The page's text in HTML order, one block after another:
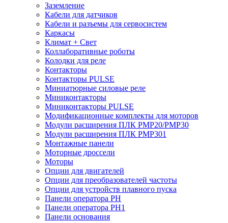
Заземление
Кабели для датчиков
Кабели и разъемы для сервосистем
Каркасы
Климат + Свет
Коллаборативные роботы
Колодки для реле
Контакторы
Контакторы PULSE
Миниатюрные силовые реле
Миниконтакторы
Миниконтакторы PULSE
Модификационные комплекты для моторов
Модули расширения ПЛК PMP20/PMP30
Модули расширения ПЛК PMP301
Монтажные панели
Моторные дроссели
Моторы
Опции для двигателей
Опции для преобразователей частоты
Опции для устройств плавного пуска
Панели оператора PH
Панели оператора PH1
Панели основания